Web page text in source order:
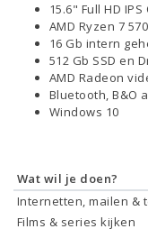
15.6" Full HD
AMD Ryzen 7
16 Gb intern
512 Gb SSD en
AMD Radeon
Bluetooth, B&O
Windows 10
Wat wil je doen?
Internetten, mailen &
Films & series kijken